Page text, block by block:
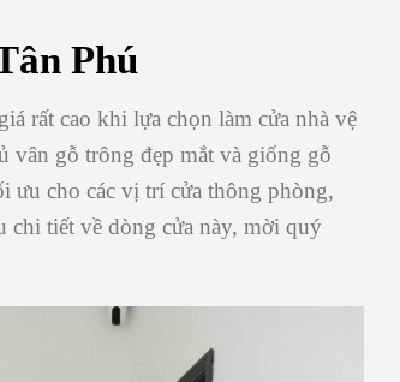
Phú
rất cao khi lựa chọn làm cửa nhà vệ
vân gỗ trông đẹp mắt và giống gỗ
ưu cho các vị trí cửa thông phòng,
tiết về dòng cửa này, mời quý